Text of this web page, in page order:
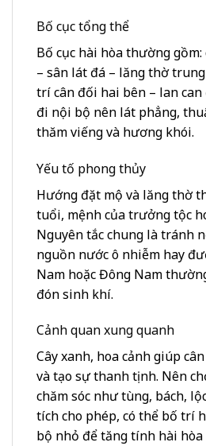
Bố cục tổng thể
Bố cục hài hòa thường
– sân lát đá – lăng thờ
trí cân đối hai bên – lan can
đi nội bộ nên lát phẳng,
thăm viếng và hương khói.
Yếu tố phong thủy
Hướng đặt mộ và lăng thờ
tuổi, mệnh của trưởng tộc
Nguyên tắc chung là tránh
nguồn nước ô nhiễm hay
Nam hoặc Đông Nam
đón sinh khí.
Cảnh quan xung quanh
Cây xanh, hoa cảnh giúp
và tạo sự thanh tịnh. Nên
chăm sóc như tùng, bách,
tích cho phép, có thể bố trí
bộ nhỏ để tăng tính hài hòa